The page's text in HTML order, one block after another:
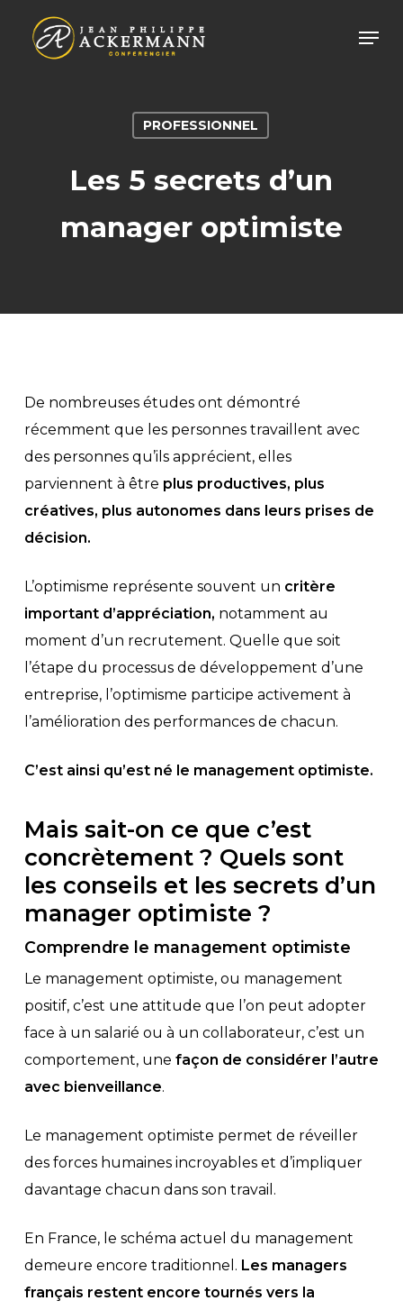
PROFESSIONNEL
Les 5 secrets d’un
manager optimiste
De nombreuses études ont démontré
récemment que les personnes travaillent avec
des personnes qu’ils apprécient, elles
parviennent à être plus productives, plus
créatives, plus autonomes dans leurs prises de
décision.
L’optimisme représente souvent un critère
important d’appréciation, notamment au
moment d’un recrutement. Quelle que soit
l’étape du processus de développement d’une
entreprise, l’optimisme participe activement à
l’amélioration des performances de chacun.
C’est ainsi qu’est né le management optimiste.
Mais sait-on ce que c’est
concrètement ? Quels sont
les conseils et les secrets d’un
manager optimiste ?
Comprendre le management optimiste
Le management optimiste, ou management
positif, c’est une attitude que l’on peut adopter
face à un salarié ou à un collaborateur, c’est un
comportement, une façon de considérer l’autre
avec bienveillance.
Le management optimiste permet de réveiller
des forces humaines incroyables et d’impliquer
davantage chacun dans son travail.
En France, le schéma actuel du management
demeure encore traditionnel. Les managers
français restent encore tournés vers la